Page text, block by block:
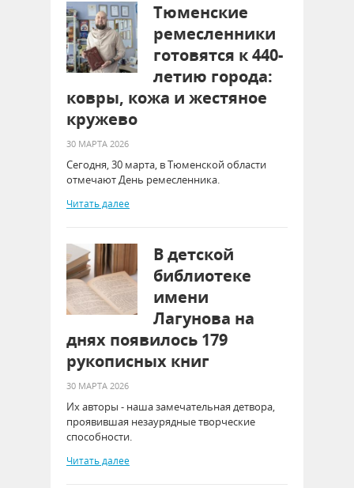
Тюменские
ремесленники
готовятся к 440-
летию города:
ковры, кожа и жестяное
кружево
30 МАРТА 2026
Сегодня, 30 марта, в Тюменской области
отмечают День ремесленника.
Читать далее
В детской
библиотеке
имени
Лагунова на
днях появилось 179
рукописных книг
30 МАРТА 2026
Их авторы - наша замечательная детвора,
проявившая незаурядные творческие
способности.
Читать далее